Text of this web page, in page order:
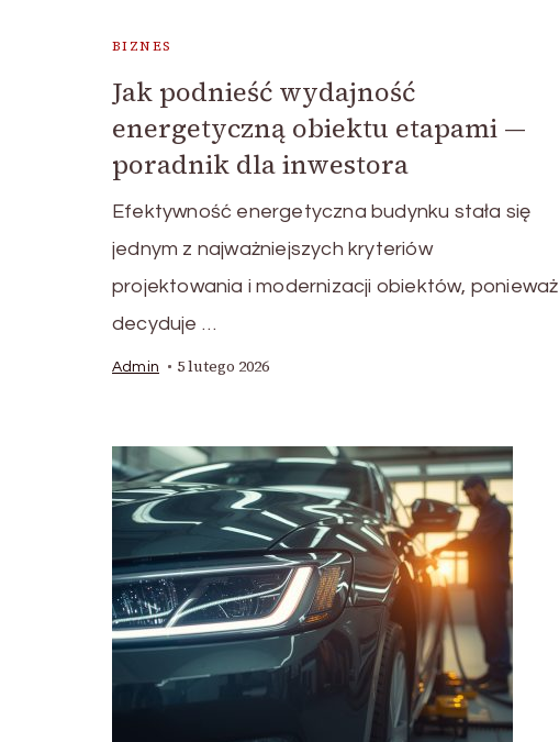
BIZNES
Jak podnieść wydajność
energetyczną obiektu etapami —
poradnik dla inwestora
Efektywność energetyczna budynku stała się
jednym z najważniejszych kryteriów
projektowania i modernizacji obiektów, ponieważ
decyduje …
Admin 5 lutego 2026